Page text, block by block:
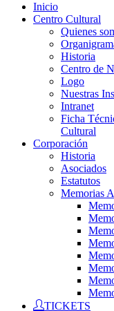
Inicio
Centro Cultural
Quienes
Historia
Centro de
Logo
Nuestras
Intranet
Ficha
Cultural
Corporación
Historia
Asociados
Estatutos
Memorias
TICKETS